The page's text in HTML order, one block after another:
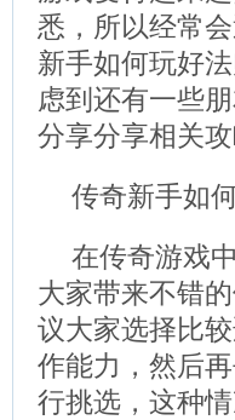
悉，所以经常
新手如何玩好
虑到还有一些
分享分享相关攻
传奇新手如
在传奇游戏
大家带来不错
议大家选择比
作能力，然后
行挑选，这种